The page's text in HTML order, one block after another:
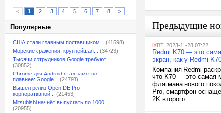
< 1 2 3 4 5 6 7 8 >
Популярные
США стали главным поставщиком...
(41598)
Морские сражения, крупнейшая...
(34723)
Тысячи сотрудников Google требуют...
(30852)
Chrome для Android стал заметно
плавнее: Google...
(24793)
Вышел релиз OpenIDE Pro —
корпоративной...
(21453)
Mitsubishi начнёт выпускать по 1000...
(20955)
Предыдущие
iXBT, 2023-11-28 07:22
Redmi K70 — это
экран, как у Redmi
Компания Redmi
что K70 — это самая
флагмана нового
Pro, смартфон
2K второго...